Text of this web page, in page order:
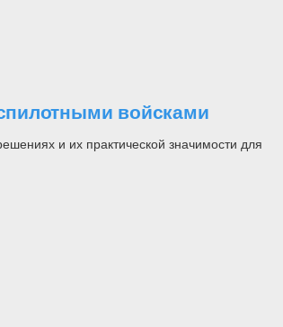
войсками
и их практической значимости для